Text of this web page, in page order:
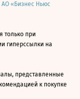
«Бизнес Ньюс
только при
гиперссылки на
представленные
к покупке